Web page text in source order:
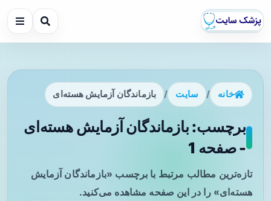
خانه / سایت / بازماندگان آزمایش هسته‌ای
برچسب: بازماندگان آزمایش هسته‌ای
- صفحه 1
تازه‌ترین مطالب مرتبط با برچسب «بازماندگان آزمایش
هسته‌ای» را در این صفحه مشاهده می‌کنید.